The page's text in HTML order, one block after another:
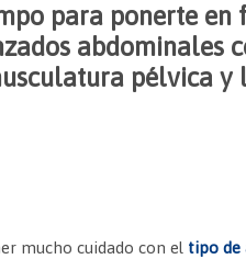
para ponerte en
abdominales
pélvica y
mucho cuidado con el tipo de